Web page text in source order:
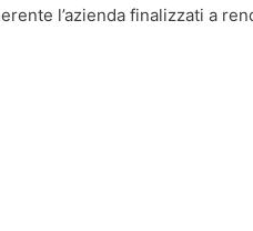
l’azienda finalizzati a